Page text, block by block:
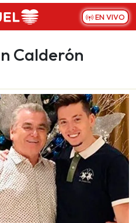
EN VIVO
Calderón